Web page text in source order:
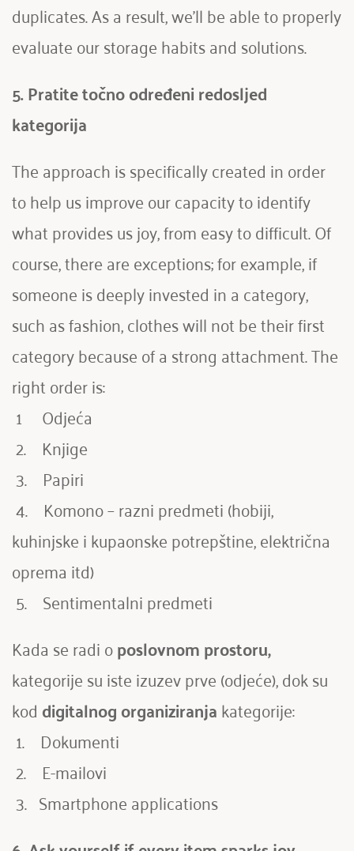
duplicates. As a result, we'll be able to properly
evaluate our storage habits and solutions.
5. Pratite točno određeni redosljed
kategorija
The approach is specifically created in order
to help us improve our capacity to identify
what provides us joy, from easy to difficult. Of
course, there are exceptions; for example, if
someone is deeply invested in a category,
such as fashion, clothes will not be their first
category because of a strong attachment. The
right order is:
1     Odjeća
2.    Knjige
3.    Papiri
kuhinjske i kupaonske potrepštine, električna
oprema itd)
5.    Sentimentalni predmeti
Kada se radi o poslovnom prostoru,
kategorije su iste izuzev prve (odjeće), dok su
kod digitalnog organiziranja kategorije:
1.    Dokumenti
2.    E-mailovi
3.   Smartphone applications